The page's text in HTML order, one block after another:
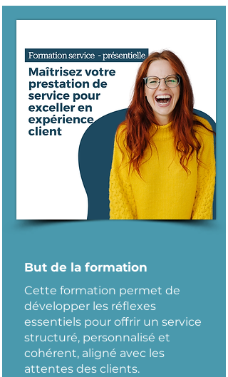
But de la formation
Cette formation permet de
développer les réflexes
essentiels pour offrir un service
structuré, personnalisé et
cohérent, aligné avec les
attentes des clients.